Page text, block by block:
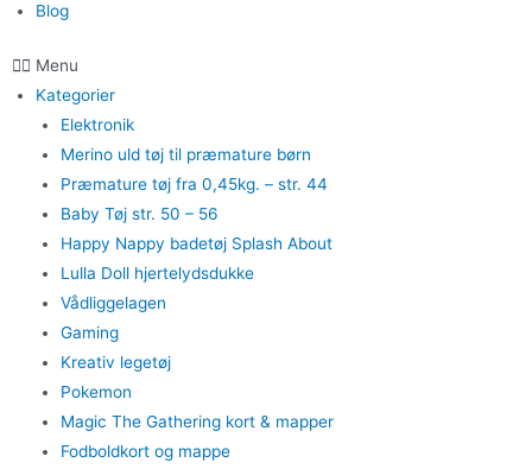
Blog
Menu
Kategorier
Elektronik
Merino uld tøj til præmature børn
Præmature tøj fra 0,45kg. – str. 44
Baby Tøj str. 50 – 56
Happy Nappy badetøj Splash About
Lulla Doll hjertelydsdukke
Vådliggelagen
Gaming
Kreativ legetøj
Pokemon
Magic The Gathering kort & mapper
Fodboldkort og mappe